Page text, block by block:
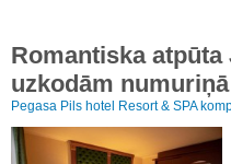
Romantiska
uzkodām numuriņā
Pegasa Pils hotel Resort & SPA